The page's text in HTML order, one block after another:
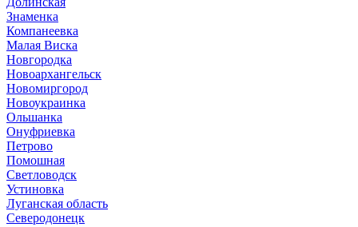
Знаменка
Компанеевка
Малая Виска
Новгородка
Новоархангельск
Новомиргород
Новоукраинка
Ольшанка
Онуфриевка
Петрово
Помошная
Светловодск
Устиновка
Луганская область
Северодонецк